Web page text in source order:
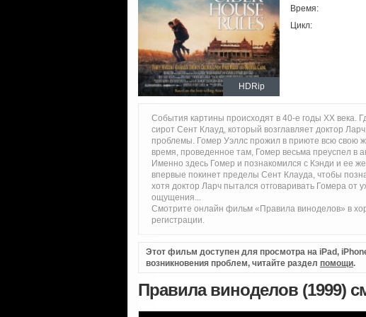
HDRip
Время:
Цикл:
События картины происходят в 40-е годы XX века.
сирот Сент Клауд, который возглавляет доктор
проблемы. Гомер Уэллс прожил в приюте всю свою
время, проведенное там, Гомер весьма преуспел в
Именно здесь Гомер и познакомился с Кэнди и ее
впервые покинет пределы Сент Клауда, чтобы
хотя доктор Ларч пытался отговаривать Гомера
ощущения...
Смотрите онлайн фильм «Правила виноделов» в
регистрации.
Этот фильм доступен для просмотра на iPad,
возникновения проблем, читайте раздел помощи.
Правила виноделов (1999)